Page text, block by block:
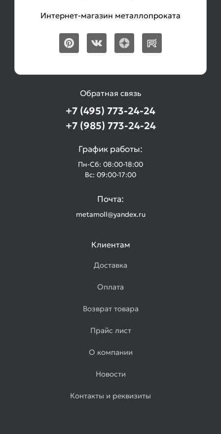
Интернет-магазин металлопроката
Обратная связь
+7 (495) 773-24-24
+7 (985) 773-24-24
График работы:
Пн-Сб: 08:00-18:00
Вс: 09:00-17:00
Почта:
metamoll@yandex.ru
Клиентам
Доставка
Оплата
Возврат товара
Прайс лист
О компании
Новости
Контакты и реквизиты